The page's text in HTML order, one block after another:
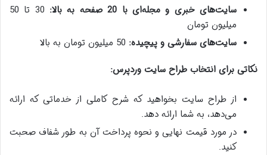
سایت‌های خبری و مجله‌ای با 20 صفحه به بالا:
30 تا 50
میلیون تومان
سایت‌های سفارشی و پیچیده:
نکاتی برای انتخاب طراح سایت وردپرس:
از طراح سایت بخواهید که شرح کاملی از خدماتی که ارائه
می‌دهد، به شما ارائه دهد.
در مورد قیمت نهایی و نحوه پرداخت آن به طور شفاف صحبت
کنید.